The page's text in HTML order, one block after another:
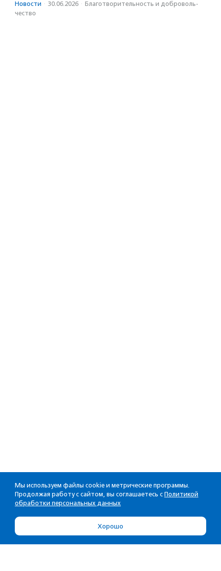
Новости · 30.06.2026 · Благотвори­тель­ность и доброволь­
чест­во
Мы используем файлы cookie и метрические программы.
Продолжая работу с сайтом, вы соглашаетесь с Политикой
обработки персональных данных
Хорошо